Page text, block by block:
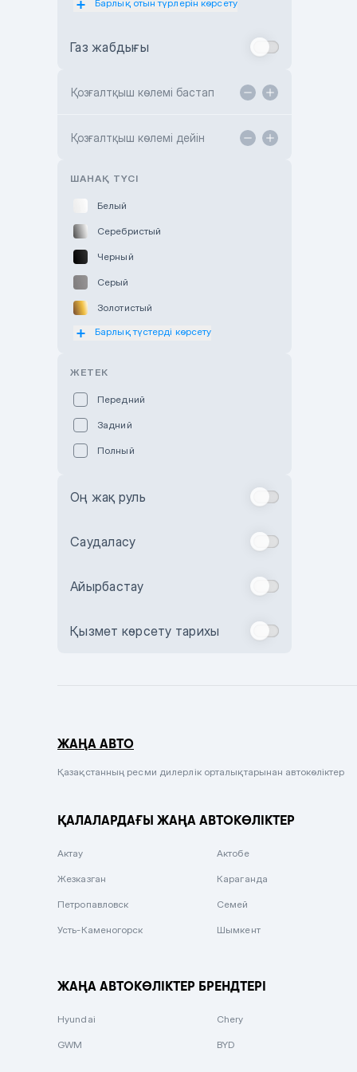
Toyota Astana
TANK Motors Karaganda
Барлық отын түрлерін көрсету
Газ жабдығы
Қозғалтқыш көлемі бастап
Қозғалтқыш көлемі дейін
ШАНАҚ ТҮСІ
Белый
Серебристый
Черный
Серый
Золотистый
Оранжевый
Зеленый
Бежевый
Комбинированный
Сиреневый металлик
Вишневый
Барлық түстерді көрсету
ЖЕТЕК
Передний
Задний
Полный
Оң жақ руль
Саудаласу
Айырбастау
Қызмет көрсету тарихы
ЖАҢА АВТО
Қазақстанның ресми дилерлік орталықтарынан автокөліктер
ҚАЛАЛАРДАҒЫ ЖАҢА АВТОКӨЛІКТЕР
Актау Актобе
Жезказган Караганда
Петропавловск Семей
Усть-Каменогорск Шымкент
ЖАҢА АВТОКӨЛІКТЕР БРЕНДТЕРІ
Hyundai Chery
GWM BYD